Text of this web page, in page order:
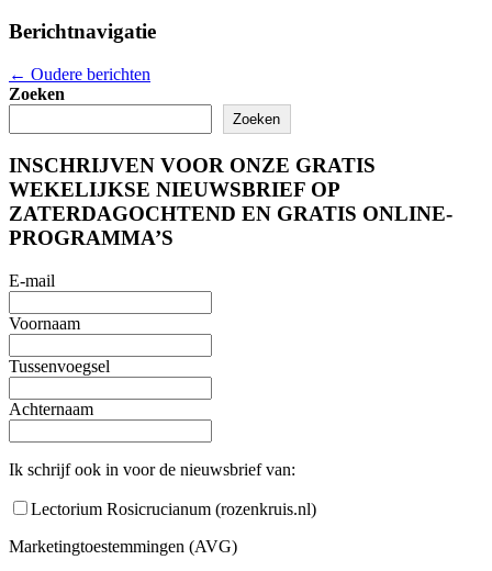
Berichtnavigatie
← Oudere berichten
Zoeken
Zoeken
INSCHRIJVEN VOOR ONZE GRATIS
WEKELIJKSE NIEUWSBRIEF OP
ZATERDAGOCHTEND EN GRATIS ONLINE-
PROGRAMMA’S
E-mail
Voornaam
Tussenvoegsel
Achternaam
Ik schrijf ook in voor de nieuwsbrief van:
Lectorium Rosicrucianum (rozenkruis.nl)
Marketingtoestemmingen (AVG)